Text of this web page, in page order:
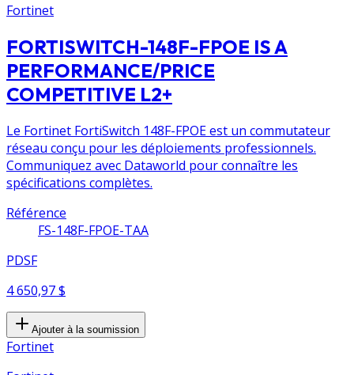
Fortinet
FORTISWITCH-148F-FPOE IS A
PERFORMANCE/PRICE
COMPETITIVE L2+
Le Fortinet FortiSwitch 148F-FPOE est un commutateur
réseau conçu pour les déploiements professionnels.
Communiquez avec Dataworld pour connaître les
spécifications complètes.
Référence
FS-148F-FPOE-TAA
PDSF
4 650,97 $
Ajouter à la soumission
Fortinet